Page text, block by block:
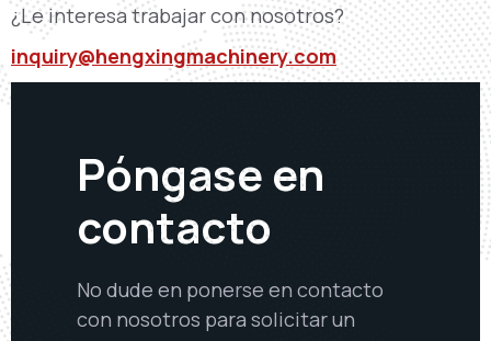
¿Le interesa trabajar con nosotros?
inquiry@hengxingmachinery.com
Póngase en
contacto
No dude en ponerse en contacto
con nosotros para solicitar un